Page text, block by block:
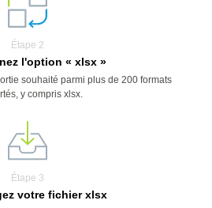
Étape 2
l'option « xlsx »
souhaité parmi plus de 200 formats
y compris xlsx.
Étape 3
votre fichier xlsx